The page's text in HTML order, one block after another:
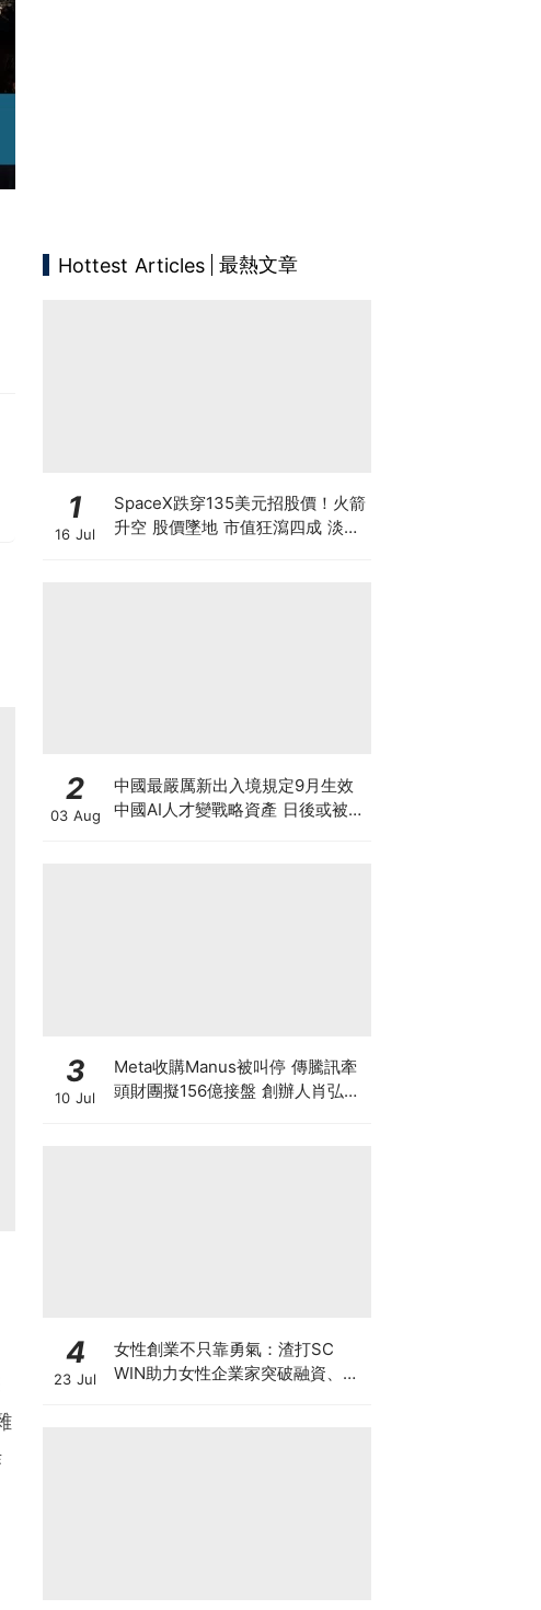
Hottest Articles 最熱文章
1
16 Jul
SpaceX跌穿135美元招股價！火箭
升空 股價墜地 市值狂瀉四成 淡友
2
03 Aug
中國最嚴厲新出入境規定9月生效
中國AI人才變戰略資產 日後或被嚴
3
10 Jul
Meta收購Manus被叫停 傳騰訊牽
頭財團擬156億接盤 創辦人肖弘遭
4
23 Jul
女性創業不只靠勇氣：渣打SC
WIN助力女性企業家突破融資、網